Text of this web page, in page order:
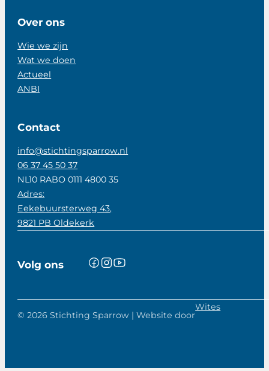
Over ons
Wie we zijn
Wat we doen
Actueel
ANBI
Contact
info@stichtingsparrow.nl
06 37 45 50 37
NL10 RABO 0111 4800 35
Adres:
Eekebuursterweg 43,
9821 PB Oldekerk
Volg ons
© 2026 Stichting Sparrow | Website door
Wites